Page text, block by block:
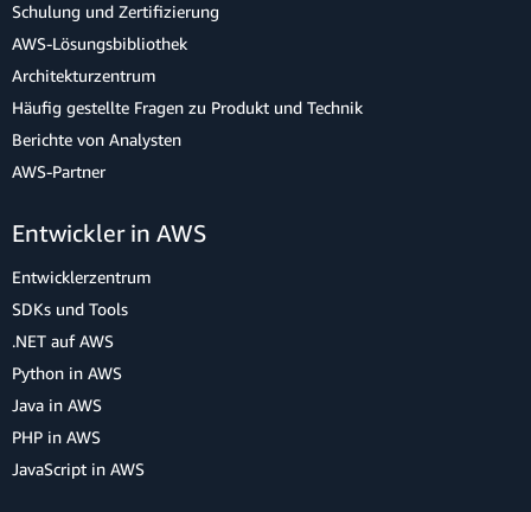
Schulung und Zertifizierung
AWS-Lösungsbibliothek
Architekturzentrum
Häufig gestellte Fragen zu Produkt und Technik
Berichte von Analysten
AWS-Partner
Entwickler in AWS
Entwicklerzentrum
SDKs und Tools
.NET auf AWS
Python in AWS
Java in AWS
PHP in AWS
JavaScript in AWS